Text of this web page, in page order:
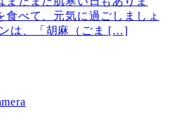
食べて、元気に過ごしましょ
は、「胡麻（ごま […]